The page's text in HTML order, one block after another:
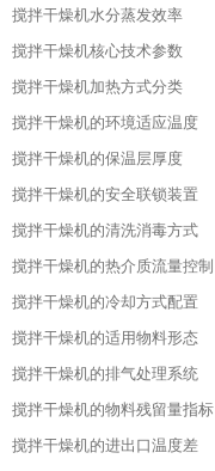
搅拌干燥机水分蒸发效率
搅拌干燥机核心技术参数
搅拌干燥机加热方式分类
搅拌干燥机的环境适应温度
搅拌干燥机的保温层厚度
搅拌干燥机的安全联锁装置
搅拌干燥机的清洗消毒方式
搅拌干燥机的热介质流量控制
搅拌干燥机的冷却方式配置
搅拌干燥机的适用物料形态
搅拌干燥机的排气处理系统
搅拌干燥机的物料残留量指标
搅拌干燥机的进出口温度差